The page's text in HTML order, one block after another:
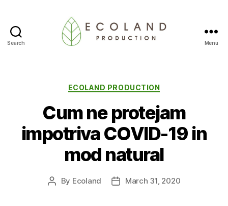
Search
Blog
Menu
Categories
ECOLAND PRODUCTION
Cum ne protejam
impotriva COVID-19 in
mod natural
Post
By Ecoland
PostMarch 31, 2020